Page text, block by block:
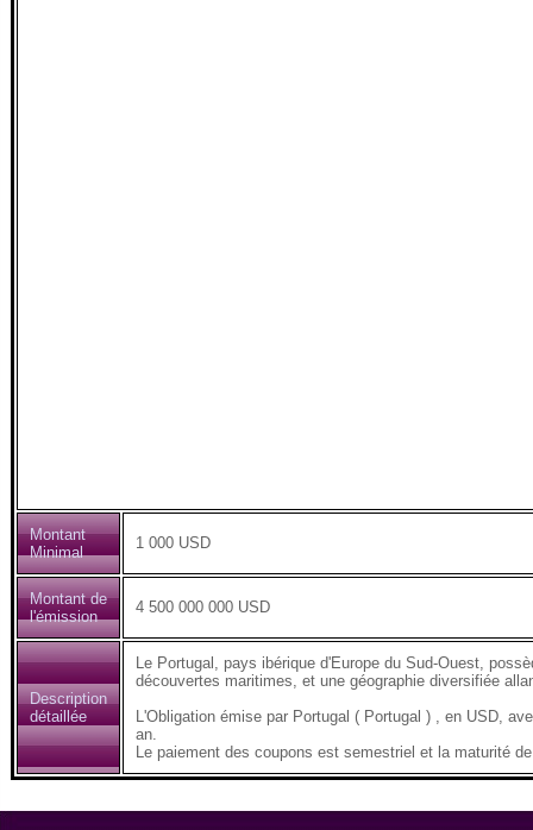
Montant
Minimal
1 000 USD
Montant de
l'émission
4 500 000 000 USD
Description
détaillée
Le Portugal, pays ibérique d'Europe du Sud-Ouest,
découvertes maritimes, et une géographie diversifiée
L'Obligation émise par Portugal ( Portugal ) , en USD,
an.
Le paiement des coupons est semestriel et la maturité